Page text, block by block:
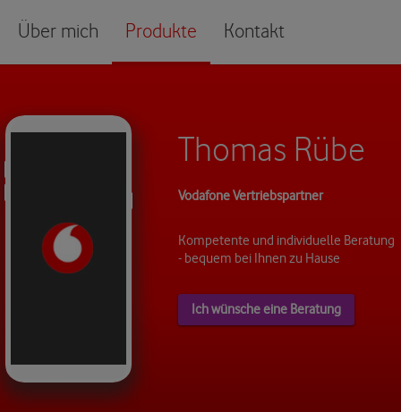
Über mich Produkte Kontakt
Thomas Rübe
Vodafone Vertriebspartner
Kompetente und individuelle Beratung
- bequem bei Ihnen zu Hause
Ich wünsche eine Beratung